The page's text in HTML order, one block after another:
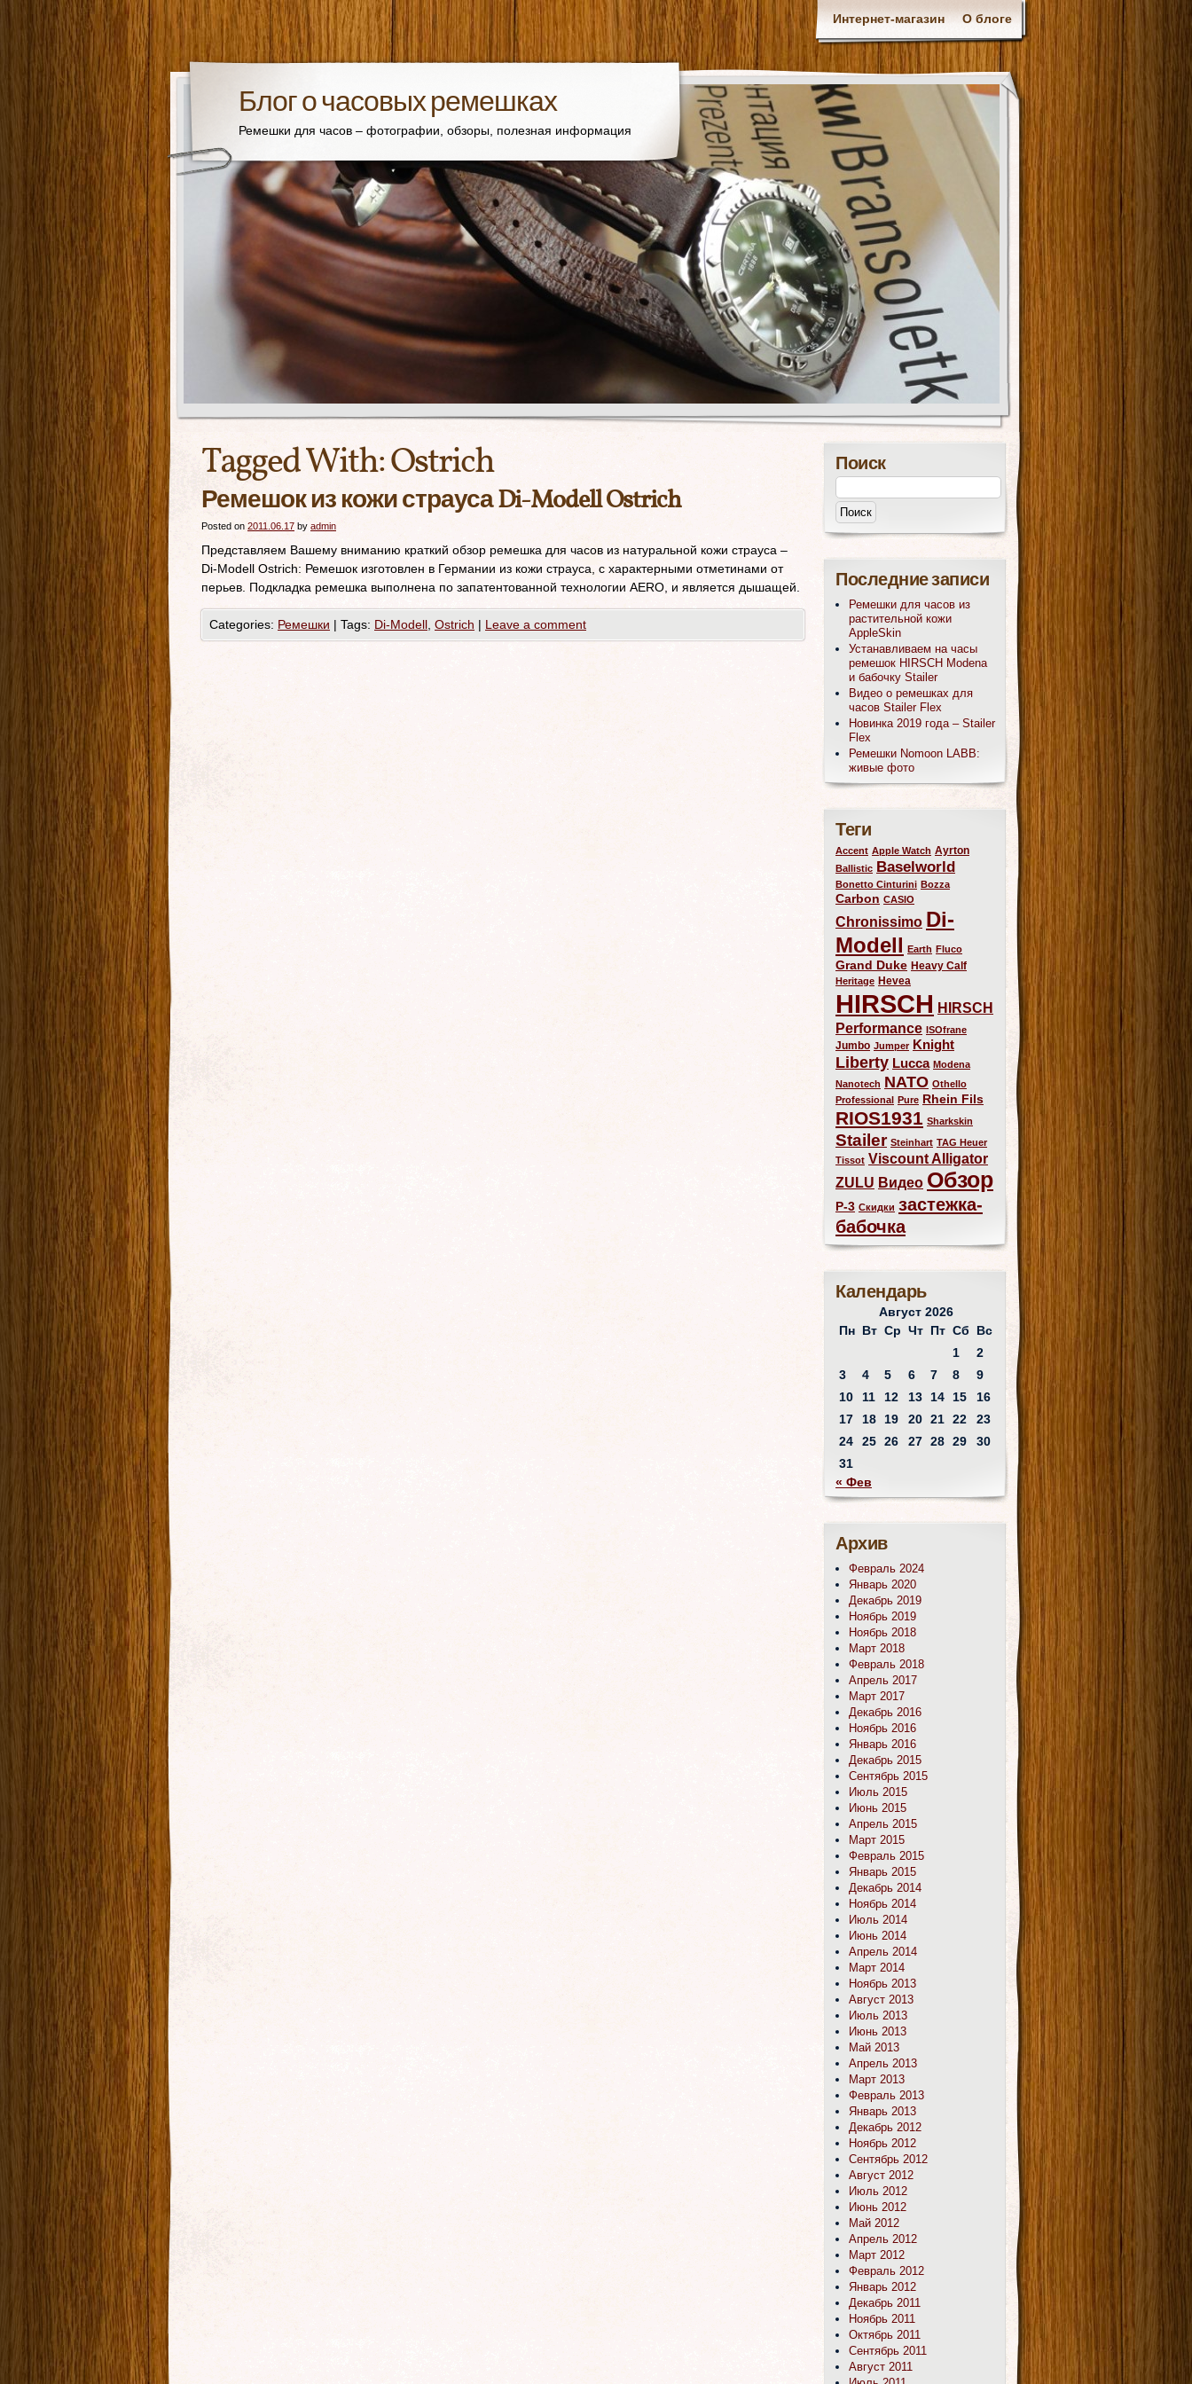
Интернет-магазин О блоге
Блог о часовых ремешках
Ремешки для часов – фотографии, обзоры, полезная информация
Tagged With:Ostrich
Ремешок из кожи страуса Di-Modell Ostrich
Posted on 2011.06.17 by admin
Представляем Вашему вниманию краткий обзор ремешка для часов из натуральной кожи страуса –
Di-Modell Ostrich: Ремешок изготовлен в Германии из кожи страуса, с характерными отметинами от
перьев. Подкладка ремешка выполнена по запатентованной технологии AERO, и является дышащей.
Categories: Ремешки | Tags: Di-Modell Ostrich | Leave a comment
Поиск
Последние записи
Ремешки для часов из
растительной кожи
AppleSkin
Устанавливаем на часы
ремешок HIRSCH Modena
и бабочку Stailer
Видео о ремешках для
часов Stailer Flex
Новинка 2019 года – Stailer
Flex
Ремешки Nomoon LABB:
живые фото
Теги
Accent Apple Watch Ayrton
Ballistic Baselworld
Bonetto Cinturini Bozza
Carbon CASIO
Chronissimo Di-
Modell Earth Fluco
Grand Duke Heavy Calf
Heritage Hevea
HIRSCH HIRSCH
Performance ISOfrane
Jumbo Jumper Knight
Liberty Lucca Modena
Nanotech NATO Othello
Professional Pure Rhein Fils
RIOS1931 Sharkskin
Stailer Steinhart TAG Heuer
Tissot Viscount Alligator
ZULU Видео Обзор
Р-3 Скидки застежка-
бабочка
Календарь
Август 2026
Пн Вт Ср Чт Пт Сб
Вс
1
2
3
4 5 6 7 8
9
10
11 12 13 14 15
16
17
18 19 20 21 22
23
24
25 26 27 28 29
30
31
« Фев
Архив
Февраль 2024
Январь 2020
Декабрь 2019
Ноябрь 2019
Ноябрь 2018
Март 2018
Февраль 2018
Апрель 2017
Март 2017
Декабрь 2016
Ноябрь 2016
Январь 2016
Декабрь 2015
Сентябрь 2015
Июль 2015
Июнь 2015
Апрель 2015
Март 2015
Февраль 2015
Январь 2015
Декабрь 2014
Ноябрь 2014
Июль 2014
Июнь 2014
Апрель 2014
Март 2014
Ноябрь 2013
Август 2013
Июль 2013
Июнь 2013
Май 2013
Апрель 2013
Март 2013
Февраль 2013
Январь 2013
Декабрь 2012
Ноябрь 2012
Сентябрь 2012
Август 2012
Июль 2012
Июнь 2012
Май 2012
Апрель 2012
Март 2012
Февраль 2012
Январь 2012
Декабрь 2011
Ноябрь 2011
Октябрь 2011
Сентябрь 2011
Август 2011